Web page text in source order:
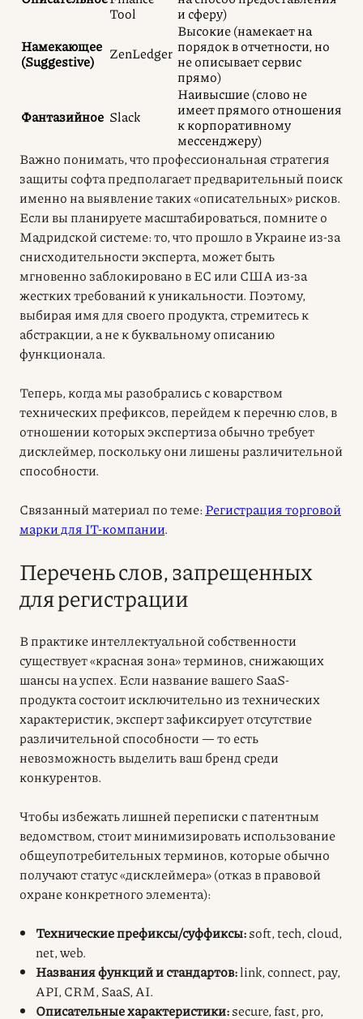
Tool
и сферу)
Намекающее
(Suggestive)
ZenLedger
Высокие (намекает на
порядок в отчетности, но
не описывает сервис
прямо)
Фантазийное Slack
Наивысшие (слово не
имеет прямого отношения
к корпоративному
мессенджеру)
Важно понимать, что профессиональная стратегия
защиты софта предполагает предварительный поиск
именно на выявление таких «описательных» рисков.
Если вы планируете масштабироваться, помните о
Мадридской системе: то, что прошло в Украине из-за
снисходительности эксперта, может быть
мгновенно заблокировано в ЕС или США из-за
жестких требований к уникальности. Поэтому,
выбирая имя для своего продукта, стремитесь к
абстракции, а не к буквальному описанию
функционала.
Теперь, когда мы разобрались с коварством
технических префиксов, перейдем к перечню слов, в
отношении которых экспертиза обычно требует
дисклеймер, поскольку они лишены различительной
способности.
Связанный материал по теме: Регистрация торговой
марки для IT-компании.
Перечень слов, запрещенных
для регистрации
В практике интеллектуальной собственности
существует «красная зона» терминов, снижающих
шансы на успех. Если название вашего SaaS-
продукта состоит исключительно из технических
характеристик, эксперт зафиксирует отсутствие
различительной способности — то есть
невозможность выделить ваш бренд среди
конкурентов.
Чтобы избежать лишней переписки с патентным
ведомством, стоит минимизировать использование
общеупотребительных терминов, которые обычно
получают статус «дисклеймера» (отказ в правовой
охране конкретного элемента):
Технические префиксы/суффиксы:soft, tech, cloud,
net, web.
Названия функций и стандартов:link, connect, pay,
API, CRM, SaaS, AI.
Описательные характеристики:secure, fast, pro,